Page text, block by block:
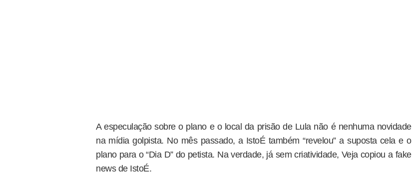
A especulação sobre o plano e o local da prisão de Lula não é nenhuma novidade
na mídia golpista. No mês passado, a IstoÉ também “revelou” a suposta cela e o
plano para o “Dia D” do petista. Na verdade, já sem criatividade, Veja copiou a fake
news de IstoÉ.